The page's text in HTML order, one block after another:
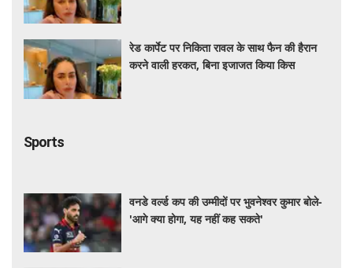
रेड कार्पेट पर निकिता रावल के साथ फैन की हैरान
करने वाली हरकत, बिना इजाजत किया किस
Sports
वनडे वर्ल्ड कप की उम्मीदों पर भुवनेश्वर कुमार बोले-
'आगे क्या होगा, यह नहीं कह सकते'